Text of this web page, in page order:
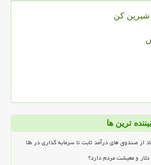
شیرین کن
ترین ها
از صندوق های درآمد ثابت تا سرمایه گذاری در طلا